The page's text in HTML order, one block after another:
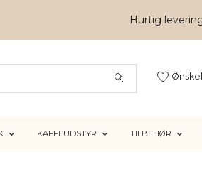
Hurtig
KAFFEUDSTYR TILBEHØR